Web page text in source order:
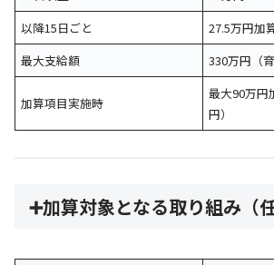
以降15日ごと
27.5万円加
最大支給額
330万円（
加算項目実施時
最大90万円
円）
➕加算対象となる取り組み（任